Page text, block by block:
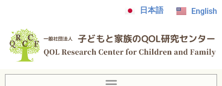
日本語 English